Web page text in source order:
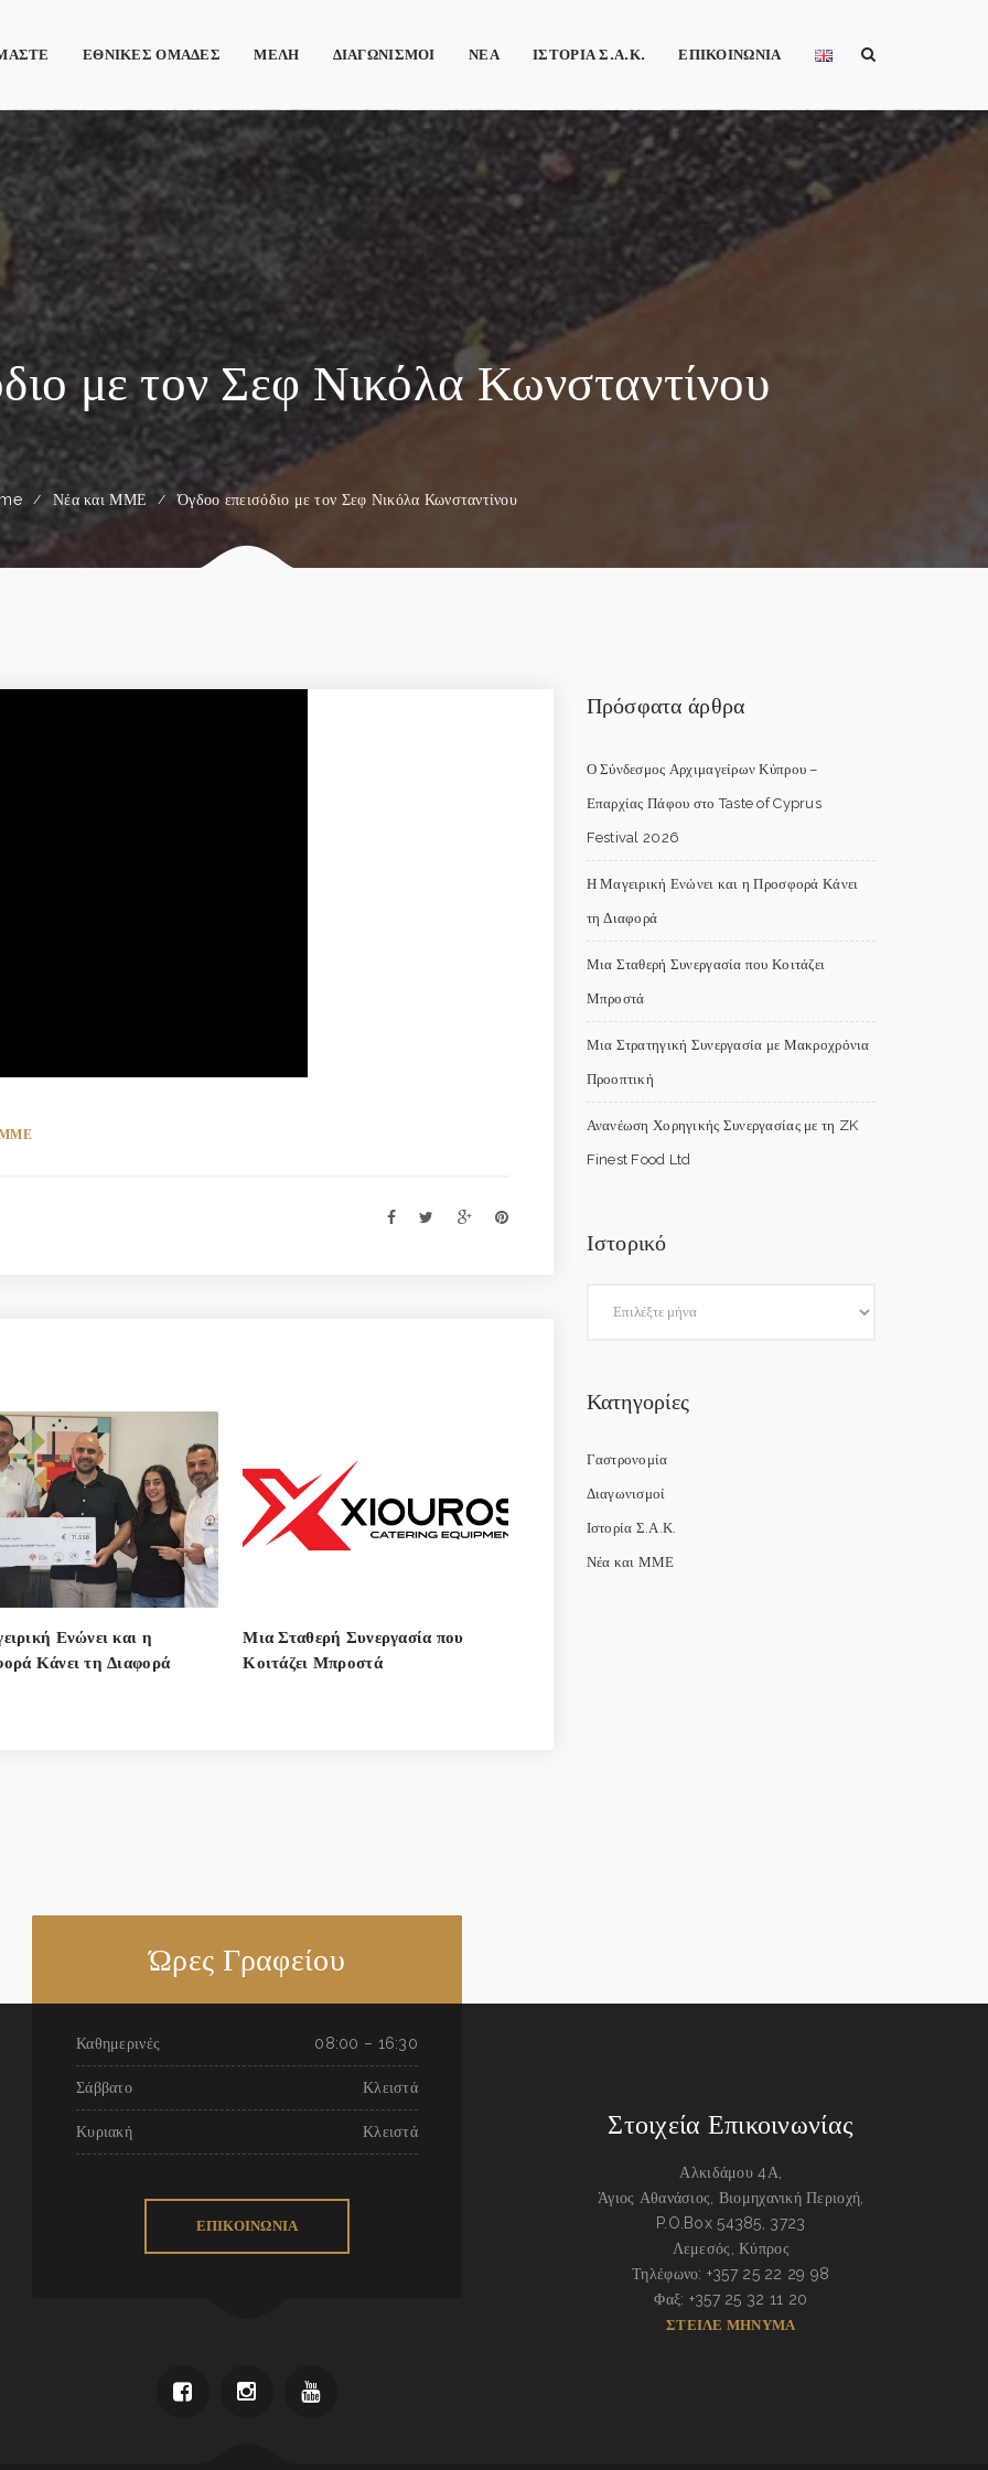
ΕΘΝΙΚΕΣ ΟΜΑΔΕΣ ΜΕΛΗ ΔΙΑΓΩΝΙΣΜΟΙ ΝΕΑ ΙΣΤΟΡΙΑ Σ.Α.Κ. ΕΠΙΚΟΙΝΩΝΙΑ
με τον Σεφ Νικόλα Κωνσταντίνου
Νέα και ΜΜΕ Όγδοο επεισόδιο με τον Σεφ Νικόλα Κωνσταντίνου
ΜΜΕ
Ενώνει και η
Κάνει τη Διαφορά
Μια Σταθερή Συνεργασία που
Κοιτάζει Μπροστά
Πρόσφατα άρθρα
Ο Σύνδεσμος Αρχιμαγείρων Κύπρου –
Επαρχίας Πάφου στο Taste of Cyprus
Festival 2026
Η Μαγειρική Ενώνει και η Προσφορά Κάνει
τη Διαφορά
Μια Σταθερή Συνεργασία που Κοιτάζει
Μπροστά
Μια Στρατηγική Συνεργασία με Μακροχρόνια
Προοπτική
Ανανέωση Χορηγικής Συνεργασίας με τη ZK
Finest Food Ltd
Ιστορικό
Κατηγορίες
Γαστρονομία
Διαγωνισμοί
Ιστορία Σ.Α.Κ.
Νέα και ΜΜΕ
Ώρες Γραφείου
Καθημερινές 08:00 – 16:30
Σάββατο Κλειστά
Κυριακή Κλειστά
ΕΠΙΚΟΙΝΩΝΙΑ
Στοιχεία Επικοινωνίας
Αλκιδάμου 4Α,
Άγιος Αθανάσιος, Βιομηχανική Περιοχή,
P.O.Box 54385, 3723
Λεμεσός, Κύπρος
Τηλέφωνο: +357 25 22 29 98
Φαξ: +357 25 32 11 20
ΣΤΕΙΛΕ ΜΗΝΥΜΑ